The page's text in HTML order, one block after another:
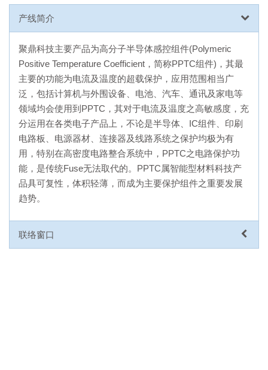
产线简介
聚鼎科技主要产品为高分子半导体感控组件(Polymeric
Positive Temperature Coefficient，简称PPTC组件)，其最
主要的功能为电流及温度的超载保护，应用范围相当广
泛，包括计算机与外围设备、电池、汽车、通讯及家电等
领域均会使用到PPTC，其对于电流及温度之高敏感度，充
分运用在各类电子产品上，不论是半导体、IC组件、印刷
电路板、电源器材、连接器及线路系统之保护均极为有
用，特别在高密度电路整合系统中，PPTC之电路保护功
能，是传统Fuse无法取代的。PPTC属智能型材料科技产
品具可复性，体积轻薄，而成为主要保护组件之重要发展
趋势。
联络窗口